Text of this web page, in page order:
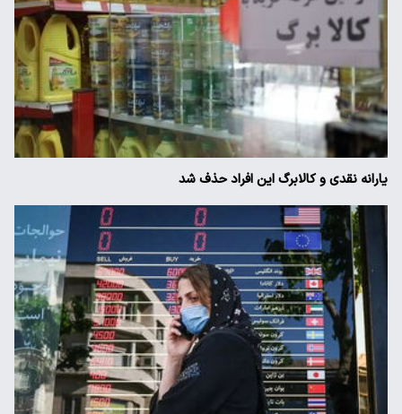
یارانه نقدی و کالابرگ این افراد حذف شد